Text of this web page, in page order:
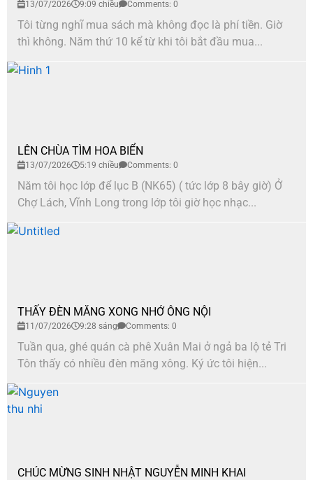
13/07/2026 9:09 chiều Comments: 0
Tôi từng nghĩ mua sách mà không đọc là phí tiền. Giờ
thì không. Năm thứ 10 kể từ khi tôi bắt đầu mua...
LÊN CHÙA TÌM HOA BIỂN
13/07/2026 5:19 chiều Comments: 0
Năm tôi học lớp để lục B (NK65) ( tức lớp 8 bây giờ) Ở
Chợ Lách, Vĩnh Long trong lớp tôi giờ học nhạc...
THẤY ĐÈN MĂNG XONG NHỚ ÔNG NỘI
11/07/2026 9:28 sáng Comments: 0
Tuần qua, ghé quán cà phê Xuân Mai ở ngả ba lộ tẻ Tri
Tôn thấy có nhiều đèn măng xông. Ký ức tôi hiện...
CHÚC MỪNG SINH NHẬT NGUYỄN MINH KHAI